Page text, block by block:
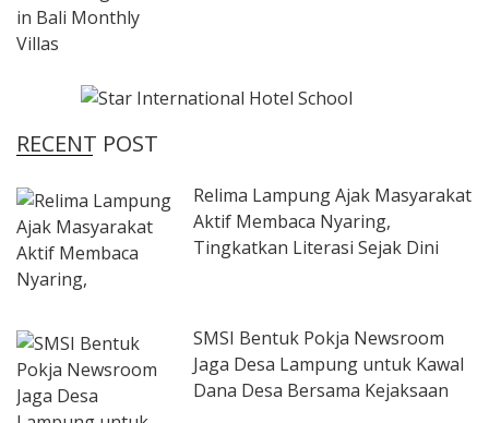
RECENT POST
Relima Lampung Ajak Masyarakat
Aktif Membaca Nyaring,
Tingkatkan Literasi Sejak Dini
SMSI Bentuk Pokja Newsroom
Jaga Desa Lampung untuk Kawal
Dana Desa Bersama Kejaksaan